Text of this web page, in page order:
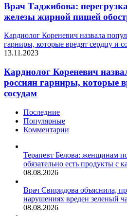
Врач Таджибова:
железы жирной пищей
Кардиолог Кореневич назвала
гарниры, которые вредят сердцу и
13.11.2023
Кардиолог Кореневич
россиян гарниры, которые
сосудам
Последние
Популярные
Комментарии
Терапевт Белова: женщинам
обязательно есть продукты с
08.08.2026
Врач Свиридова объяснила,
нарушениях вреден зеленый
08.08.2026